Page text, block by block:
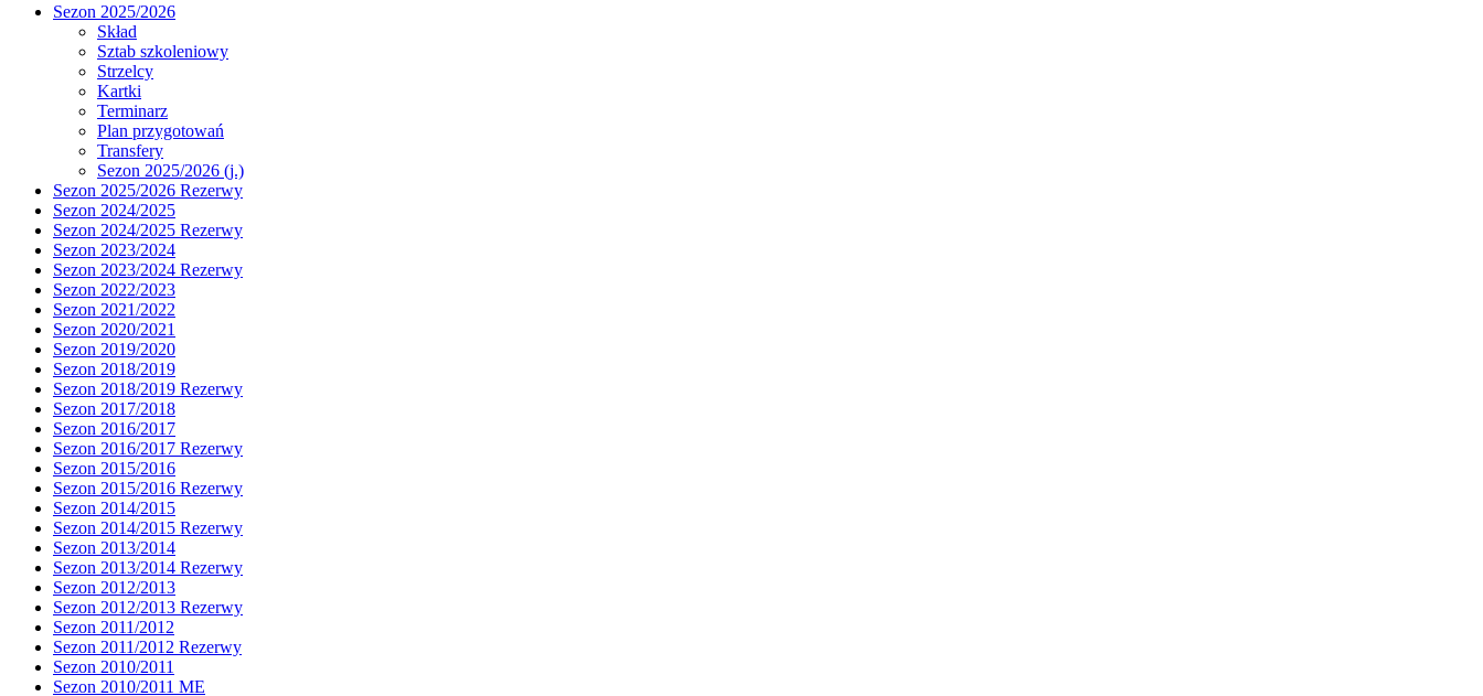
Sezon 2025/2026
Skład
Sztab szkoleniowy
Strzelcy
Kartki
Terminarz
Plan przygotowań
Transfery
Sezon 2025/2026 (j.)
Sezon 2025/2026 Rezerwy
Sezon 2024/2025
Sezon 2024/2025 Rezerwy
Sezon 2023/2024
Sezon 2023/2024 Rezerwy
Sezon 2022/2023
Sezon 2021/2022
Sezon 2020/2021
Sezon 2019/2020
Sezon 2018/2019
Sezon 2018/2019 Rezerwy
Sezon 2017/2018
Sezon 2016/2017
Sezon 2016/2017 Rezerwy
Sezon 2015/2016
Sezon 2015/2016 Rezerwy
Sezon 2014/2015
Sezon 2014/2015 Rezerwy
Sezon 2013/2014
Sezon 2013/2014 Rezerwy
Sezon 2012/2013
Sezon 2012/2013 Rezerwy
Sezon 2011/2012
Sezon 2011/2012 Rezerwy
Sezon 2010/2011
Sezon 2010/2011 ME